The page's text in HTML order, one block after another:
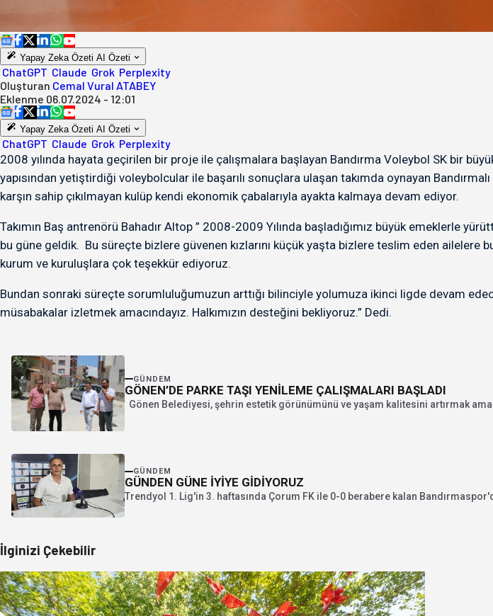
Yapay Zeka Özeti AI Özeti
ChatGPT Claude Grok Perplexity
Oluşturan Cemal Vural ATABEY
Eklenme 06.07.2024 - 12:01
Yapay Zeka Özeti AI Özeti
ChatGPT Claude Grok Perplexity
2008 yılında hayata geçirilen bir proje ile çalışmalara başlayan Bandırma Voleybol SK bir
yapısından yetiştirdiği voleybolcular ile başarılı sonuçlara ulaşan takımda oynayan
karşın sahip çıkılmayan kulüp kendi ekonomik çabalarıyla ayakta kalmaya devam ediyor.
Takımın Baş antrenörü Bahadır Altop ” 2008-2009 Yılında başladığımız büyük emeklerle
bu güne geldik. Bu süreçte bizlere güvenen kızlarını küçük yaşta bizlere teslim eden
kurum ve kuruluşlara çok teşekkür ediyoruz.
Bundan sonraki süreçte sorumluluğumuzun arttığı bilinciyle yolumuza ikinci ligde devam
müsabakalar izletmek amacındayız. Halkımızın desteğini bekliyoruz.” Dedi.
GÜNDEM
GÖNEN’DE PARKE TAŞI YENİLEME ÇALIŞMALARI BAŞLADI
Gönen Belediyesi, şehrin estetik görünümünü ve yaşam kalitesini artırmak
GÜNDEM
GÜNDEN GÜNE İYİYE GİDİYORUZ
Trendyol 1. Lig'in 3. haftasında Çorum FK ile 0-0 berabere kalan
İlginizi Çekebilir